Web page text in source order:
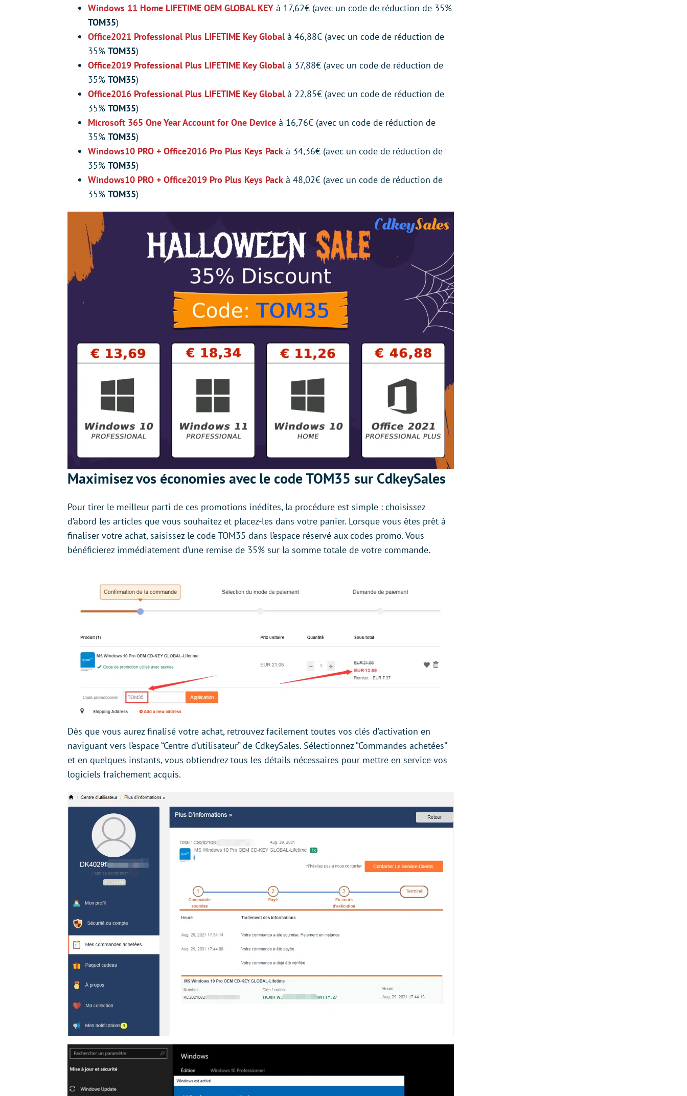
Windows 11 Home LIFETIME OEM GLOBAL KEY à 17,62€ (avec un code de réduction de 35%
TOM35)
Office2021 Professional Plus LIFETIME Key Globalà 46,88€ (avec un code de réduction de
35% TOM35)
Office2019 Professional Plus LIFETIME Key Globalà 37,88€ (avec un code de réduction de
35% TOM35)
Office2016 Professional Plus LIFETIME Key Globalà 22,85€ (avec un code de réduction de
35% TOM35)
Microsoft 365 One Year Account for One Device à 16,76€ (avec un code de réduction de
35% TOM35)
Windows10 PRO + Office2016 Pro Plus Keys Pack à 34,36€ (avec un code de réduction de
35% TOM35)
Windows10 PRO + Office2019 Pro Plus Keys Pack à 48,02€ (avec un code de réduction de
35% TOM35)
Maximisez vos économies avec le code TOM35 sur CdkeySales
Pour tirer le meilleur parti de ces promotions inédites, la procédure est simple : choisissez
d’abord les articles que vous souhaitez et placez-les dans votre panier. Lorsque vous êtes prêt à
finaliser votre achat, saisissez le code TOM35 dans l’espace réservé aux codes promo. Vous
bénéficierez immédiatement d’une remise de 35% sur la somme totale de votre commande.
Dès que vous aurez finalisé votre achat, retrouvez facilement toutes vos clés d’activation en
naviguant vers l’espace “Centre d’utilisateur” de CdkeySales. Sélectionnez “Commandes achetées”
et en quelques instants, vous obtiendrez tous les détails nécessaires pour mettre en service vos
logiciels fraîchement acquis.